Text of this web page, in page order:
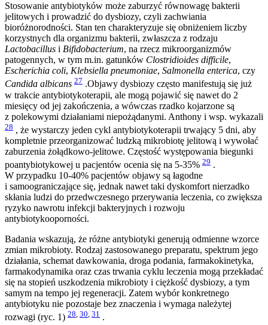
Stosowanie antybiotyków może zaburzyć równowagę bakterii
jelitowych i prowadzić do dysbiozy, czyli zachwiania
bioróżnorodności. Stan ten charakteryzuje się obniżeniem liczby
korzystnych dla organizmu bakterii, zwłaszcza z rodzaju
Lactobacillus i Bifidobacterium, na rzecz mikroorganizmów
patogennych, w tym m.in. gatunków Clostridioides difficile,
Escherichia coli, Klebsiella pneumoniae, Salmonella enterica, czy
Candida albicans 27 .Objawy dysbiozy często manifestują się już
w trakcie antybiotykoterapii, ale mogą pojawić się nawet do 2
miesięcy od jej zakończenia, a wówczas rzadko kojarzone są
z polekowymi działaniami niepożądanymi. Anthony i wsp. wykazali
28 , że wystarczy jeden cykl antybiotykoterapii trwający 5 dni, aby
kompletnie przeorganizować ludzką mikrobiotę jelitową i wywołać
zaburzenia żołądkowo-jelitowe. Częstość występowania biegunki
poantybiotykowej u pacjentów ocenia się na 5-35% 29 .
W przypadku 10-40% pacjentów objawy są łagodne
i samoograniczające się, jednak nawet taki dyskomfort nierzadko
skłania ludzi do przedwczesnego przerywania leczenia, co zwiększa
ryzyko nawrotu infekcji bakteryjnych i rozwoju
antybiotykooporności.
Badania wskazują, że różne antybiotyki generują odmienne wzorce
zmian mikrobioty. Rodzaj zastosowanego preparatu, spektrum jego
działania, schemat dawkowania, droga podania, farmakokinetyka,
farmakodynamika oraz czas trwania cyklu leczenia mogą przekładać
się na stopień uszkodzenia mikrobioty i ciężkość dysbiozy, a tym
samym na tempo jej regeneracji. Zatem wybór konkretnego
antybiotyku nie pozostaje bez znaczenia i wymaga należytej
rozwagi (ryc. 1) 28, 30, 31 .